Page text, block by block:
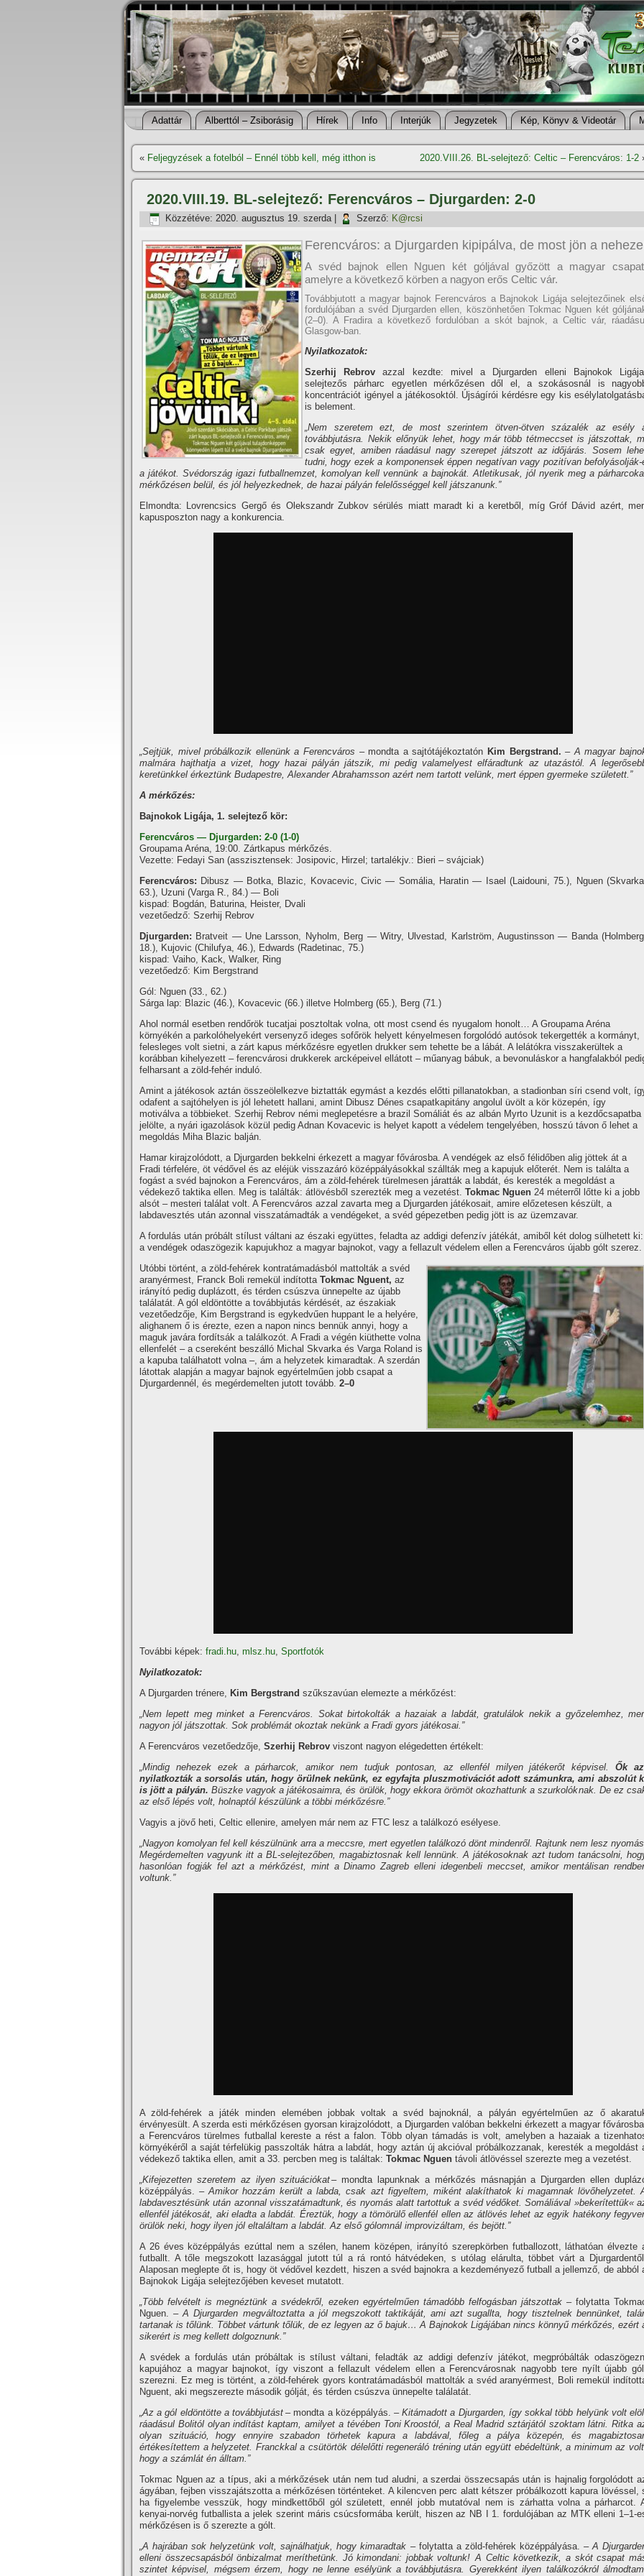
Adattár Alberttól – Zsiborásig Hí­rek Info Interjúk Jegyzetek Kép, Könyv & Videotár
« Feljegyzések a fotelból – Ennél több kell, még itthon is 2020.VIII.26. BL-selejtező: Celtic – Ferencváros: 1-2
2020.VIII.19. BL-selejtező: Ferencváros – Djurgarden: 2-0
Közzétéve: 2020. augusztus 19. szerda| Szerző: K@rcsi
Ferencváros: a Djurgarden kipipálva, de most jön a
A svéd bajnok ellen Nguen két góljával győzött a magyar
amelyre a következő körben a nagyon erős Celtic vár.
Továbbjutott a magyar bajnok Ferencváros a Bajnokok Ligája selejtezőinek
fordulójában a svéd Djurgarden ellen, köszönhetően Tokmac Nguen két
(2–0). A Fradira a következő fordulóban a skót bajnok, a Celtic vár, ráadásul
Glasgow-ban.
Nyilatkozatok:
Szerhij Rebrov azzal kezdte: mivel a Djurgarden elleni Bajnokok
selejtezős párharc egyetlen mérkőzésen dől el, a szokásosnál is
koncentrációt igényel a játékosoktól. Újságírói kérdésre egy kis
is belement.
„Nem szeretem ezt, de most szerintem ötven-ötven százalék az esély
továbbjutásra. Nekik előnyük lehet, hogy már több tétmeccset is játszottak,
csak egyet, amiben ráadásul nagy szerepet játszott az időjárás. Sosem
tudni, hogy ezek a komponensek éppen negatívan vagy pozitívan befolyásolják-
a játékot. Svédország igazi futballnemzet, komolyan kell vennünk a bajnokát. Atletikusak, jól nyerik meg a
mérkőzésen belül, és jól helyezkednek, de hazai pályán felelősséggel kell játszanunk.”
Elmondta: Lovrencsics Gergő és Olekszandr Zubkov sérülés miatt maradt ki a keretből, míg Gróf Dávid azért,
kapusposzton nagy a konkurencia.
„Sejtjük, mivel próbálkozik ellenünk a Ferencváros – mondta a sajtótájékoztatón Kim Bergstrand.– A magyar
malmára hajthatja a vizet, hogy hazai pályán játszik, mi pedig valamelyest elfáradtunk az utazástól. A
keretünkkel érkeztünk Budapestre, Alexander Abrahamsson azért nem tartott velünk, mert éppen gyermeke született.”
A mérkőzés:
Bajnokok Ligája, 1. selejtező kör:
Ferencváros — Djurgarden: 2-0 (1-0)
Groupama Aréna, 19:00. Zártkapus mérkőzés.
Vezette: Fedayi San (asszisztensek: Josipovic, Hirzel; tartalékjv.: Bieri – svájciak)
Ferencváros: Dibusz — Botka, Blazic, Kovacevic, Civic — Somália, Haratin — Isael (Laidouni, 75.), Nguen
63.), Uzuni (Varga R., 84.) — Boli
kispad: Bogdán, Baturina, Heister, Dvali
vezetőedző: Szerhij Rebrov
Djurgarden: Bratveit — Une Larsson, Nyholm, Berg — Witry, Ulvestad, Karlström, Augustinsson — Banda
18.), Kujovic (Chilufya, 46.), Edwards (Radetinac, 75.)
kispad: Vaiho, Kack, Walker, Ring
vezetőedző: Kim Bergstrand
Gól: Nguen (33., 62.)
Sárga lap: Blazic (46.), Kovacevic (66.) illetve Holmberg (65.), Berg (71.)
Ahol normál esetben rendőrök tucatjai posztoltak volna, ott most csend és nyugalom honolt… A Groupama Aréna
környékén a parkolóhelyekért versenyző ideges sofőrök helyett kényelmesen forgolódó autósok tekergették a kormányt,
felesleges volt sietni, a zárt kapus mérkőzésre egyetlen drukker sem tehette be a lábát. A lelátókra visszakerültek a
korábban kihelyezett – ferencvárosi drukkerek arcképeivel ellátott – műanyag bábuk, a bevonuláskor a hangfalakból
felharsant a zöld-fehér induló.
Amint a játékosok aztán összeölelkezve biztatták egymást a kezdés előtti pillanatokban, a stadionban síri csend volt,
odafent a sajtóhelyen is jól lehetett hallani, amint Dibusz Dénes csapatkapitány angolul üvölt a kör közepén, így
motiválva a többieket. Szerhij Rebrov némi meglepetésre a brazil Somáliát és az albán Myrto Uzunit is a kezdőcsapatba
jelölte, a nyári igazolások közül pedig Adnan Kovacevic is helyet kapott a védelem tengelyében, hosszú távon ő lehet a
megoldás Miha Blazic balján.
Hamar kirajzolódott, a Djurgarden bekkelni érkezett a magyar fővárosba. A vendégek az első félidőben alig jöttek át a
Fradi térfelére, öt védővel és az eléjük visszazáró középpályásokkal szállták meg a kapujuk előterét. Nem is találta a
fogást a svéd bajnokon a Ferencváros, ám a zöld-fehérek türelmesen járatták a labdát, és keresték a megoldást a
védekező taktika ellen. Meg is találták: átlövésből szerezték meg a vezetést. Tokmac Nguen 24 méterről lőtte ki a jobb
alsót – mesteri találat volt. A Ferencváros azzal zavarta meg a Djurgarden játékosait, amire előzetesen készült, a
labdavesztés után azonnal visszatámadták a vendégeket, a svéd gépezetben pedig jött is az üzemzavar.
A fordulás után próbált stílust váltani az északi együttes, feladta az addigi defenzív játékát, amiből két dolog sülhetett ki:
a vendégek odaszögezik kapujukhoz a magyar bajnokot, vagy a fellazult védelem ellen a Ferencváros újabb gólt szerez.
Utóbbi történt, a zöld-fehérek kontratámadásból mattolták a svéd
aranyérmest, Franck Boli remekül indította Tokmac Nguent, az
irányító pedig duplázott, és térden csúszva ünnepelte az újabb
találatát. A gól eldöntötte a továbbjutás kérdését, az északiak
vezetőedzője, Kim Bergstrand is egykedvűen huppant le a helyére,
alighanem ő is érezte, ezen a napon nincs bennük annyi, hogy a
maguk javára fordítsák a találkozót. A Fradi a végén kiüthette volna
ellenfelét – a csereként beszálló Michal Skvarka és Varga Roland is
a kapuba találhatott volna –, ám a helyzetek kimaradtak. A szerdán
látottak alapján a magyar bajnok egyértelműen jobb csapat a
Djurgardennél, és megérdemelten jutott tovább. 2–0
További képek: fradi.hu, mlsz.hu, Sportfotók
Nyilatkozatok:
A Djurgarden trénere, Kim Bergstrand szűkszavúan elemezte a mérkőzést:
„Nem lepett meg minket a Ferencváros. Sokat birtokolták a hazaiak a labdát, gratulálok nekik a győzelemhez,
nagyon jól játszottak. Sok problémát okoztak nekünk a Fradi gyors játékosai.”
A Ferencváros vezetőedzője, Szerhij Rebrov viszont nagyon elégedetten értékelt:
„Mindig nehezek ezek a párharcok, amikor nem tudjuk pontosan, az ellenfél milyen játékerőt képvisel.Ők
nyilatkozták a sorsolás után, hogy örülnek nekünk, ez egyfajta pluszmotivációt adott számunkra, ami abszolút
is jött a pályán. Büszke vagyok a játékosaimra, és örülök, hogy ekkora örömöt okozhattunk a szurkolóknak. De ez
az első lépés volt, holnaptól készülünk a többi mérkőzésre.”
Vagyis a jövő heti, Celtic ellenire, amelyen már nem az FTC lesz a találkozó esélyese.
„Nagyon komolyan fel kell készülnünk arra a meccsre, mert egyetlen találkozó dönt mindenről. Rajtunk nem lesz
Megérdemelten vagyunk itt a BL-selejtezőben, magabiztosnak kell lennünk. A játékosoknak azt tudom tanácsolni,
hasonlóan fogják fel azt a mérkőzést, mint a Dinamo Zagreb elleni idegenbeli meccset, amikor mentálisan
voltunk.”
A zöld-fehérek a játék minden elemében jobbak voltak a svéd bajnoknál, a pályán egyértelműen az ő
érvényesült. A szerda esti mérkőzésen gyorsan kirajzolódott, a Djurgarden valóban bekkelni érkezett a magyar
a Ferencváros türelmes futballal kereste a rést a falon. Több olyan támadás is volt, amelyben a hazaiak a
környékéről a saját térfelükig passzolták hátra a labdát, hogy aztán új akcióval próbálkozzanak, keresték a megoldást
védekező taktika ellen, amit a 33. percben meg is találtak: Tokmac Nguen távoli átlövéssel szerezte meg a vezetést.
„Kifejezetten szeretem az ilyen szituációkat –mondta lapunknak a mérkőzés másnapján a Djurgarden ellen
középpályás.– Amikor hozzám került a labda, csak azt figyeltem, miként alakíthatok ki magamnak lövőhelyzetet.
labdavesztésünk után azonnal visszatámadtunk, és nyomás alatt tartottuk a svéd védőket. Somáliával »bekerítettük«
ellenfél játékosát, aki eladta a labdát. Éreztük, hogy a tömörülő ellenfél ellen az átlövés lehet az egyik hatékony
örülök neki, hogy ilyen jól eltaláltam a labdát. Az első gólomnál improvizáltam, és bejött.”
A 26 éves középpályás ezúttal nem a szélen, hanem középen, irányító szerepkörben futballozott, láthatóan élvezte
futballt. A tőle megszokott lazasággal jutott túl a rá rontó hátvédeken, s utólag elárulta, többet várt a
Alaposan meglepte őt is, hogy öt védővel kezdett, hiszen a svéd bajnokra a kezdeményező futball a jellemző, de abból
Bajnokok Ligája selejtezőjében keveset mutatott.
„Több felvételt is megnéztünk a svédekről, ezeken egyértelműen támadóbb felfogásban játszottak – folytatta
Nguen.– A Djurgarden megváltoztatta a jól megszokott taktikáját, ami azt sugallta, hogy tisztelnek bennünket,
tartanak is tőlünk. Többet vártunk tőlük, de ez legyen az ő bajuk… A Bajnokok Ligájában nincs könnyű mérkőzés, ezért
sikerért is meg kellett dolgoznunk.”
A svédek a fordulás után próbáltak is stílust váltani, feladták az addigi defenzív játékot, megpróbálták
kapujához a magyar bajnokot, így viszont a fellazult védelem ellen a Ferencvárosnak nagyobb tere nyílt újabb
szerezni. Ez meg is történt, a zöld-fehérek gyors kontratámadásból mattolták a svéd aranyérmest, Boli remekül
Nguent, aki megszerezte második gólját, és térden csúszva ünnepelte találatát.
„Az a gól eldöntötte a továbbjutást – mondta a középpályás.– Kitámadott a Djurgarden, így sokkal több helyünk volt
ráadásul Bolitól olyan indítást kaptam, amilyet a tévében Toni Kroostól, a Real Madrid sztárjától szoktam látni. Ritka
olyan szituáció, hogy ennyire szabadon törhetek kapura a labdával, főleg a pálya közepén, és
értékesítettem a helyzetet. Franckkal a csütörtök délelőtti regeneráló tréning után együtt ebédeltünk, a minimum az
hogy a számlát én álltam.”
Tokmac Nguen az a típus, aki a mérkőzések után nem tud aludni, a szerdai összecsapás után is hajnalig forgolódott
ágyában, fejben visszajátszotta a mérkőzésen történteket. A kilencven perc alatt kétszer próbálkozott kapura lövéssel,
ha figyelembe vesszük, hogy mindkettőből gól született, ennél jobb mutatóval nem is zárhatta volna a párharcot.
kenyai-norvég futballista a jelek szerint máris csúcsformába került, hiszen az NB I 1. fordulójában az MTK elleni 1–1-
mérkőzésen is ő szerezte a gólt.
„A hajrában sok helyzetünk volt, sajnálhatjuk, hogy kimaradtak – folytatta a zöld-fehérek középpályása. – A
elleni összecsapásból önbizalmat meríthetünk. Jó kimondani: jobbak voltunk! A Celtic következik, a skót csapat
szintet képvisel, mégsem érzem, hogy ne lenne esélyünk a továbbjutásra. Gyerekként ilyen találkozókról